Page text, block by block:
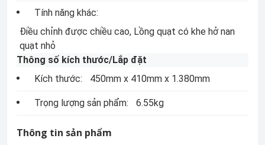
Tính năng khác:
Điều chỉnh được chiều cao, Lồng quạt có khe hở nan
quạt nhỏ
Thông số kích thước/Lắp đặt
Kích thước:
450mm x 410mm x 1.380mm
Trọng lượng sản phẩm: 6.55kg
Thông tin sản phẩm